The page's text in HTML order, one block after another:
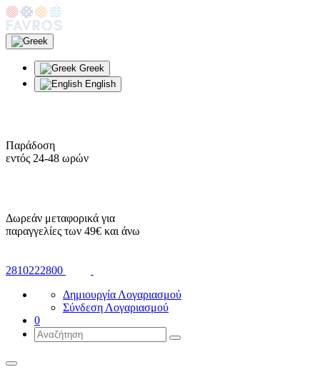
Greek
English
Παράδοση
εντός 24-48 ωρών
Δωρεάν μεταφορικά για
παραγγελίες των 49€ και άνω
2810222800
Δημιουργία Λογαριασμού
Σύνδεση Λογαριασμού
0